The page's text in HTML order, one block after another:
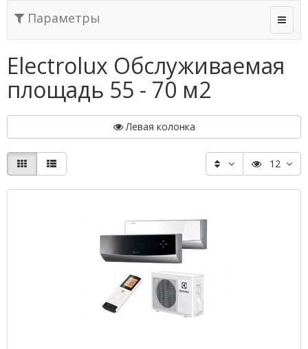
Параметры
Electrolux Обслуживаемая
площадь 55 - 70 м2
Левая колонка
12